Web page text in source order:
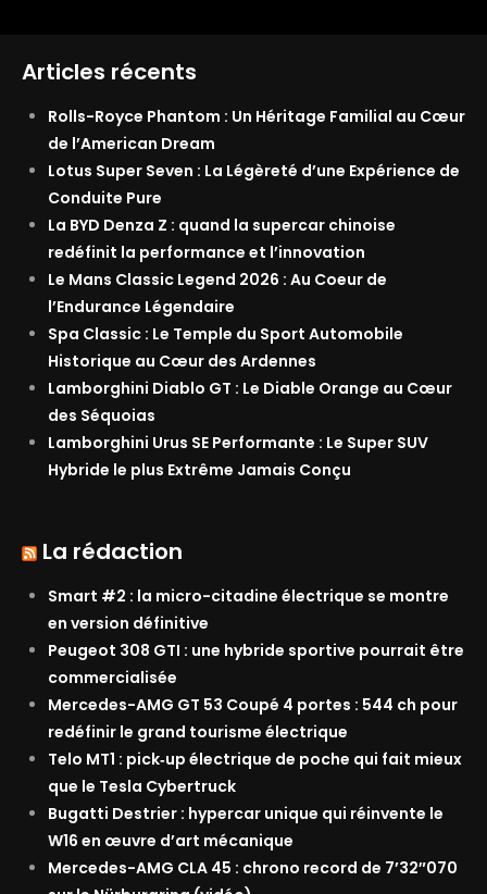
Articles récents
Rolls-Royce Phantom : Un Héritage Familial au Cœur
de l’American Dream
Lotus Super Seven : La Légèreté d’une Expérience de
Conduite Pure
La BYD Denza Z : quand la supercar chinoise
redéfinit la performance et l’innovation
Le Mans Classic Legend 2026 : Au Coeur de
l’Endurance Légendaire
Spa Classic : Le Temple du Sport Automobile
Historique au Cœur des Ardennes
Lamborghini Diablo GT : Le Diable Orange au Cœur
des Séquoias
Lamborghini Urus SE Performante : Le Super SUV
Hybride le plus Extrême Jamais Conçu
La rédaction
Smart #2 : la micro-citadine électrique se montre
en version définitive
Peugeot 308 GTI : une hybride sportive pourrait être
commercialisée
Mercedes-AMG GT 53 Coupé 4 portes : 544 ch pour
redéfinir le grand tourisme électrique
Telo MT1 : pick‑up électrique de poche qui fait mieux
que le Tesla Cybertruck
Bugatti Destrier : hypercar unique qui réinvente le
W16 en œuvre d’art mécanique
Mercedes-AMG CLA 45 : chrono record de 7’32″070